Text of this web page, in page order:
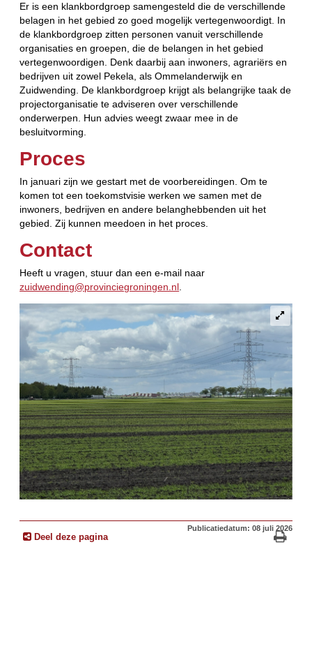
Er is een klankbordgroep samengesteld die de verschillende
belagen in het gebied zo goed mogelijk vertegenwoordigt. In
de klankbordgroep zitten personen vanuit verschillende
organisaties en groepen, die de belangen in het gebied
vertegenwoordigen. Denk daarbij aan inwoners, agrariërs en
bedrijven uit zowel Pekela, als Ommelanderwijk en
Zuidwending. De klankbordgroep krijgt als belangrijke taak de
projectorganisatie te adviseren over verschillende
onderwerpen. Hun advies weegt zwaar mee in de
besluitvorming.
Proces
In januari zijn we gestart met de voorbereidingen. Om te
komen tot een toekomstvisie werken we samen met de
inwoners, bedrijven en andere belanghebbenden uit het
gebied. Zij kunnen meedoen in het proces.
Contact
Heeft u vragen, stuur dan een e-mail naar
zuidwending@provinciegroningen.nl
Deel deze pagina
Publicatiedatum: 08 juli 2026